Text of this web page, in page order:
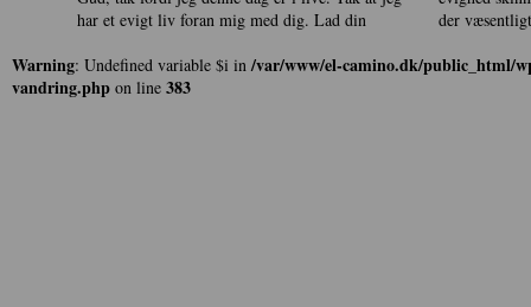
har et evigt liv foran mig med dig. Lad din
der
Warning: Undefined variable $i in/var/www/el-camino.dk/public_html/
vandring.php on line 383